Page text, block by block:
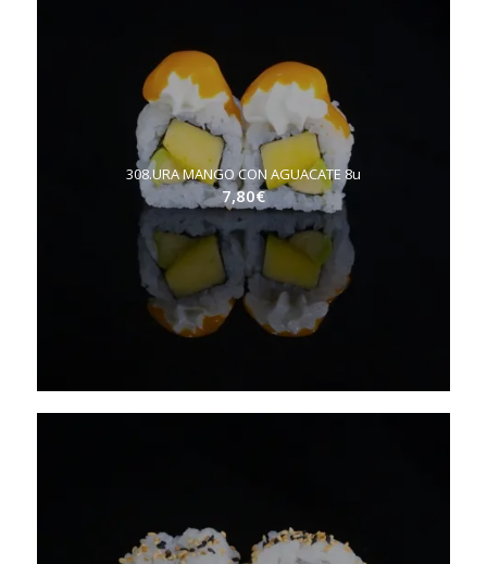
308.URA MANGO CON AGUACATE 8u
7,80€